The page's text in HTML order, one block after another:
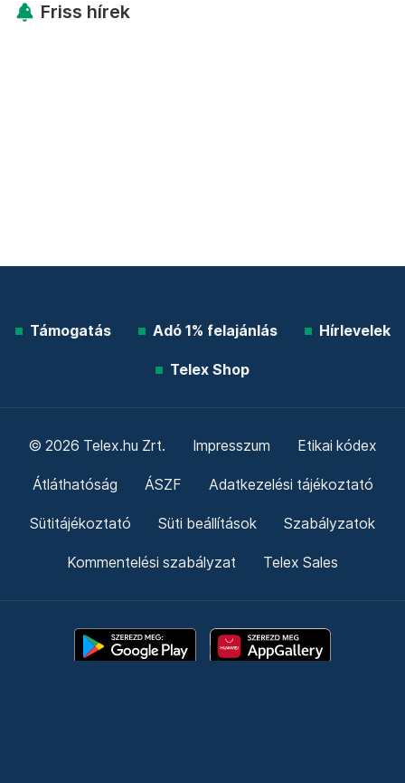
Friss hírek
Támogatás Adó 1% felajánlás Hírlevelek
Telex Shop
© 2026 Telex.hu Zrt. Impresszum Etikai kódex
Átláthatóság ÁSZF Adatkezelési tájékoztató
Sütitájékoztató Süti beállítások Szabályzatok
Kommentelési szabályzat Telex Sales